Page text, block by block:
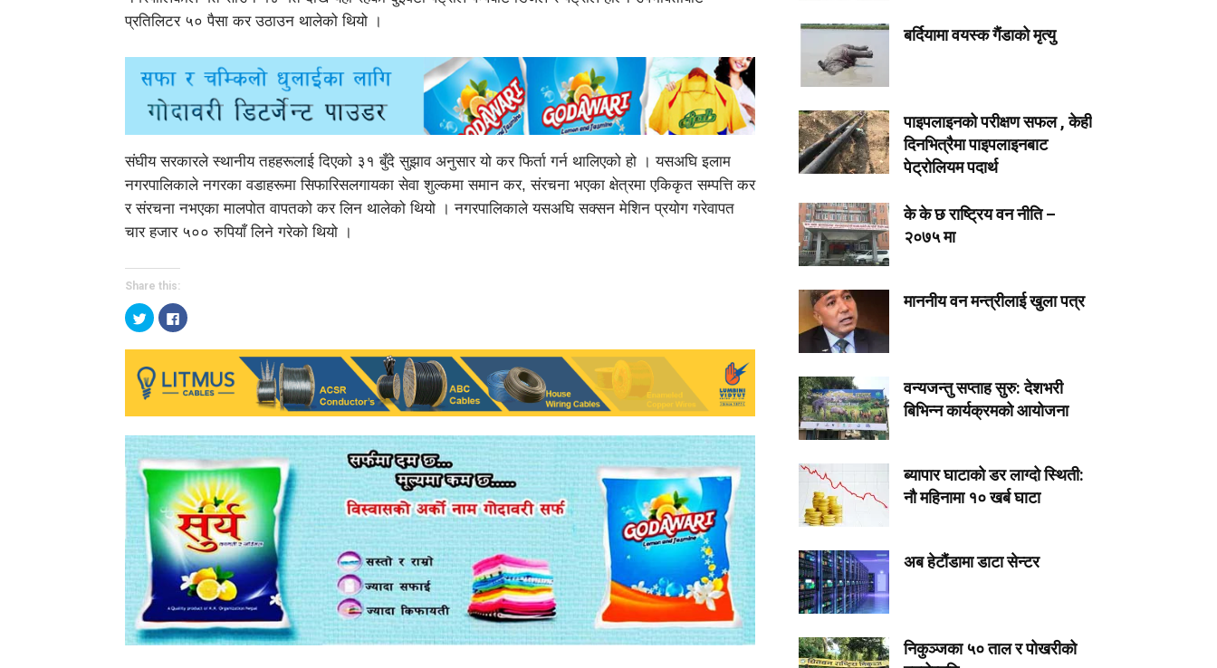
प्रतिलिटर ५० पैसा कर उठाउन थालेको थियो ।
संघीय सरकारले स्थानीय तहहरूलाई दिएको ३१ बुँदे सुझाव अनुसार यो कर फिर्ता गर्न थालिएको हो । यसअघि इलाम
नगरपालिकाले नगरका वडाहरूमा सिफारिसलगायका सेवा शुल्कमा समान कर, संरचना भएका क्षेत्रमा एकिकृत सम्पत्ति कर
र संरचना नभएका मालपोत वापतको कर लिन थालेको थियो । नगरपालिकाले यसअघि सक्सन मेशिन प्रयोग गरेवापत
चार हजार ५०० रुपियाँ लिने गरेको थियो ।
Share this:
Click
to
share
on
(Opens
in
new
window)
Click
to
on
(Opens
in
new
window)
बर्दियामा वयस्क गैंडाको मृत्यु
पाइपलाइनको परीक्षण सफल , केही
दिनभित्रैमा पाइपलाइनबाट
पेट्रोलियम पदार्थ
के के छ राष्ट्रिय वन नीति –
२०७५ मा
माननीय वन मन्त्रीलाई खुला पत्र
वन्यजन्तु सप्ताह सुरु: देशभरी
बिभिन्न कार्यक्रमको आयोजना
ब्यापार घाटाको डर लाग्दो स्थिती:
नौ महिनामा १० खर्ब घाटा
अब हेटौंडामा डाटा सेन्टर
निकुञ्जका ५० ताल र पोखरीको